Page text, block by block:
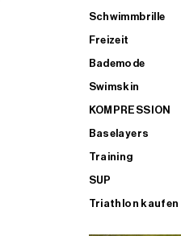
Schwimmbrille
Freizeit
Bademode
Swimskin
KOMPRESSION
Baselayers
Training
SUP
Triathlon kaufen